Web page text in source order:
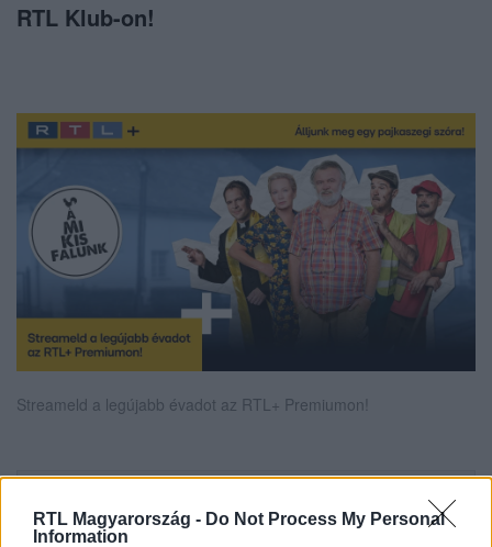
RTL Magyarország - Do Not Process My Personal
Information
RTL Klub-on!
Streameld a legújabb évadot az RTL+ Premiumon!
legyen a Google-találatokban!